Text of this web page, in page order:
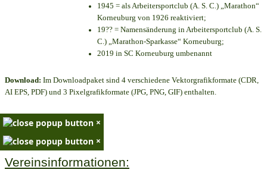
1945 = als Arbeitersportclub (A. S. C.) „Marathon“
Korneuburg von 1926 reaktiviert;
19?? = Namensänderung in Arbeitersportclub (A. S.
C.) „Marathon-Sparkasse“ Korneuburg;
2019 in SC Korneuburg umbenannt
Download: Im Downloadpaket sind 4 verschiedene Vektorgrafikformate (CDR,
AI EPS, PDF) und 3 Pixelgrafikformate (JPG, PNG, GIF) enthalten.
×
×
Vereinsinformationen: